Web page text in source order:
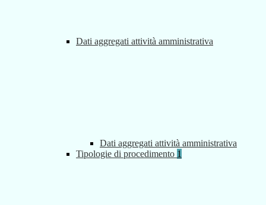
Dati aggregati attività amministrativa
Dati aggregati attività amministrativa
Tipologie di procedimento 1